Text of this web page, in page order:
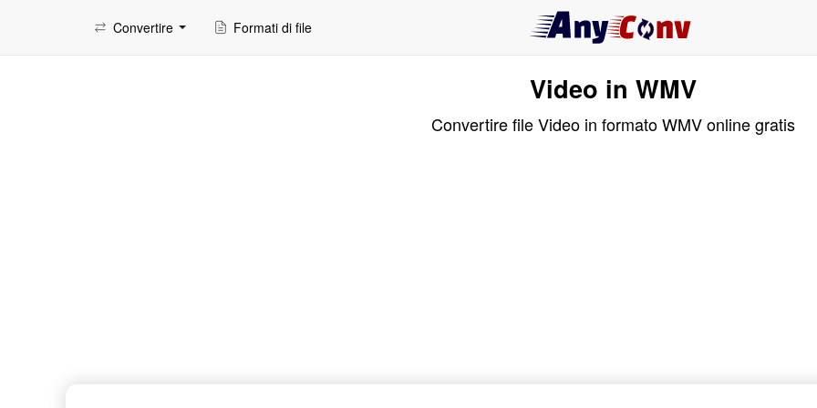
Convertire Formati di file
Video in WMV
Convertire file Video in formato WMV online gratis